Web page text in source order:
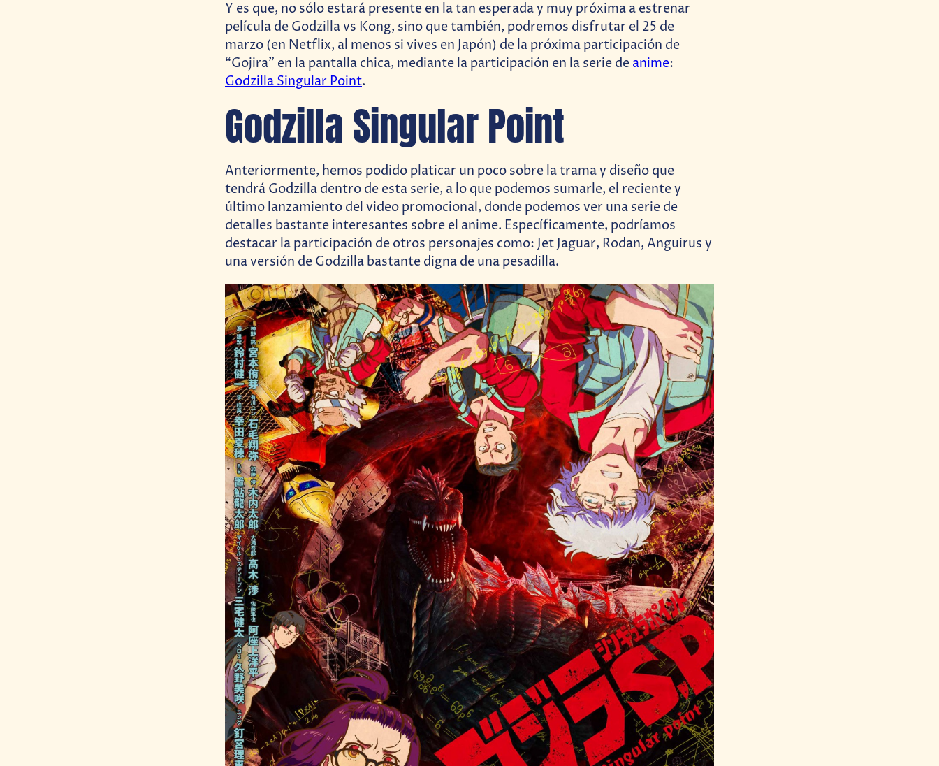
Y es que, no sólo estará presente en la tan esperada y muy próxima a estrenar
película de Godzilla vs Kong, sino que también, podremos disfrutar el 25 de
marzo (en Netflix, al menos si vives en Japón) de la próxima participación de
“Gojira” en la pantalla chica, mediante la participación en la serie deanime:
Godzilla Singular Point.
Godzilla Singular Point
Anteriormente, hemos podido platicar un poco sobre la trama y diseño que
tendrá Godzilla dentro de esta serie, a lo que podemos sumarle, el reciente y
último lanzamiento del video promocional, donde podemos ver una serie de
detalles bastante interesantes sobre el anime. Específicamente, podríamos
destacar la participación de otros personajes como: Jet Jaguar, Rodan, Anguirus y
una versión de Godzilla bastante digna de una pesadilla.